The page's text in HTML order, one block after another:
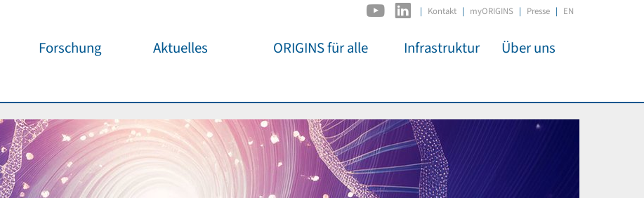
| Kontakt myORIGINS Presse EN
Forschung
Workshop-Support
Seed-Projekte
Forschungspartner
Publikationen
Aktuelles
Events
Öffentliche Events
Wichtige Termine
ORIGINS für alle
Café & Kosmos
Kosmisches Kino
Wissenschaft für
Jedermann
Für Schulen
Vortragspool
Infrastruktur
ODSL / ODC
D-Hub
CORE
Über uns
Gremien